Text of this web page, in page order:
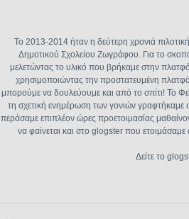
Το 2013-2014 ήταν η δεύτερη χρονιά
Δημοτικού Σχολείου Ζωγράφου. Για το
μελετώντας το υλικό που βρήκαμε στην
χρησιμοποιώντας την προστατευμένη
μπορούμε να δουλεύουμε και από το σπίτι! Το
τη σχετική ενημέρωση των γονιών γραφτήκαμε
περάσαμε επιπλέον ώρες προετοιμασίας
να φαίνεται και στο glogster που
Δείτε το